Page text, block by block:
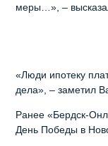
меры…», –
«Люди ипотеку
дела», – заметил
Ранее «Бердск-
День Победы в